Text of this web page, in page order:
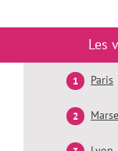
Les
Paris